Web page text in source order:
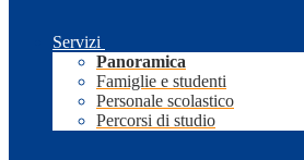
Servizi
Panoramica
Famiglie e studenti
Personale scolastico
Percorsi di studio